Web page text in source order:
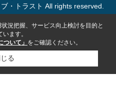
・トラスト All rights reserved.
況把握、サービス向上検討を目的と
ます。
ついて」 をご確認ください。
る